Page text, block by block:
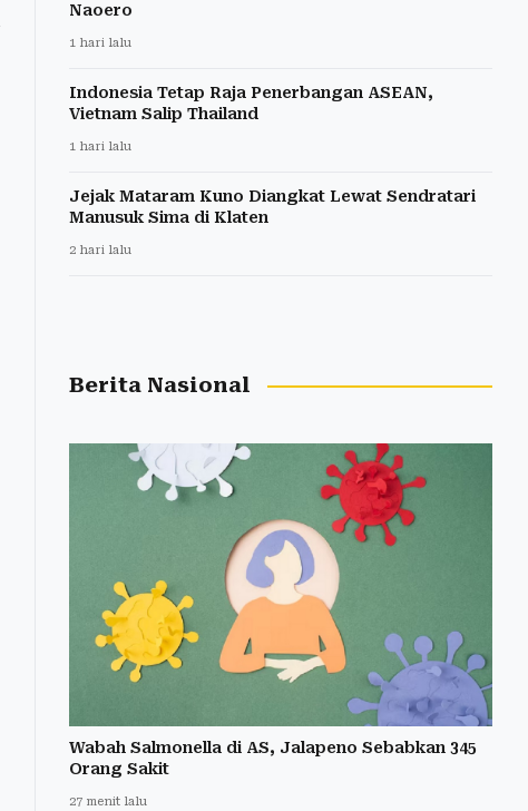
Naoero
1 hari lalu
Indonesia Tetap Raja Penerbangan ASEAN,
Vietnam Salip Thailand
1 hari lalu
Jejak Mataram Kuno Diangkat Lewat Sendratari
Manusuk Sima di Klaten
2 hari lalu
Berita Nasional
Wabah Salmonella di AS, Jalapeno Sebabkan 345
Orang Sakit
27 menit lalu